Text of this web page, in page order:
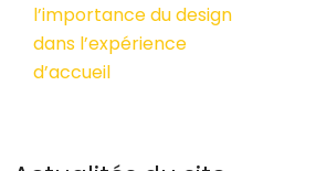
l’importance du design
dans l’expérience
d’accueil